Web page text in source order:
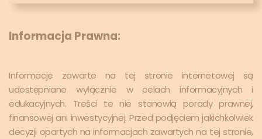
Informacja Prawna:
Informacje zawarte na tej stronie internetowej są
udostępniane wyłącznie w celach informacyjnych i
edukacyjnych. Treści te nie stanowią porady prawnej,
finansowej ani inwestycyjnej. Przed podjęciem jakichkolwiek
decyzji opartych na informacjach zawartych na tej stronie,